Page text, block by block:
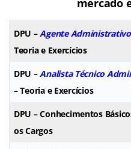
DPU –Agente Administrativo
Teoria e Exercícios
DPU –Analista Técnico
– Teoria e Exercícios
DPU – Conhecimentos
os Cargos